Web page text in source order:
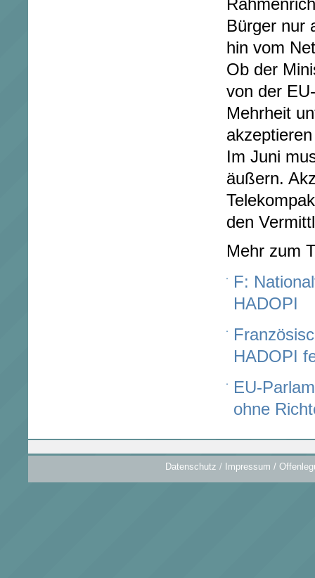
Bürger nur
hin vom
Ob der
von der
Mehrheit
Im Juni
äußern.
den
Mehr zum
F:
HADOPI
HADOPI
EU-
ohne
Datenschutz / Impressum /